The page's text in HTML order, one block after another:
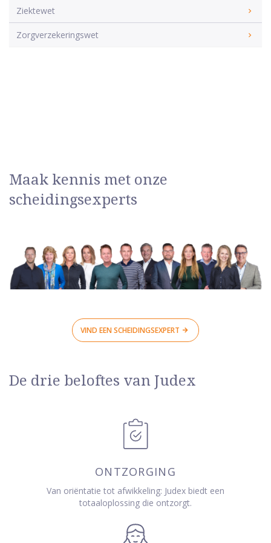
Ziektewet
Zorgverzekeringswet
Maak kennis met onze
scheidingsexperts
VIND EEN SCHEIDINGSEXPERT
De drie beloftes van Judex
ONTZORGING
Van oriëntatie tot afwikkeling: Judex biedt een
totaaloplossing die ontzorgt.